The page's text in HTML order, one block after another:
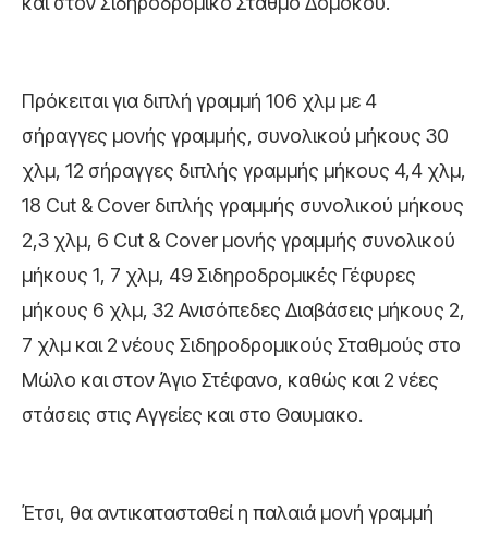
Πρόκειται για διπλή γραμμή 106 χλμ με 4
σήραγγες μονής γραμμής, συνολικού μήκους 30
χλμ, 12 σήραγγες διπλής γραμμής μήκους 4,4 χλμ,
18 Cut & Cover διπλής γραμμής συνολικού μήκους
2,3 χλμ, 6 Cut & Cover μονής γραμμής συνολικού
μήκους 1, 7 χλμ, 49 Σιδηροδρομικές Γέφυρες
μήκους 6 χλμ, 32 Ανισόπεδες Διαβάσεις μήκους 2,
7 χλμ και 2 νέους Σιδηροδρομικούς Σταθμούς στο
Μώλο και στον Άγιο Στέφανο, καθώς και 2 νέες
στάσεις στις Αγγείες και στο Θαυμακο.
Έτσι, θα αντικατασταθεί η παλαιά μονή γραμμή